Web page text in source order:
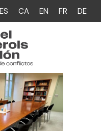
ES CA EN FR DE